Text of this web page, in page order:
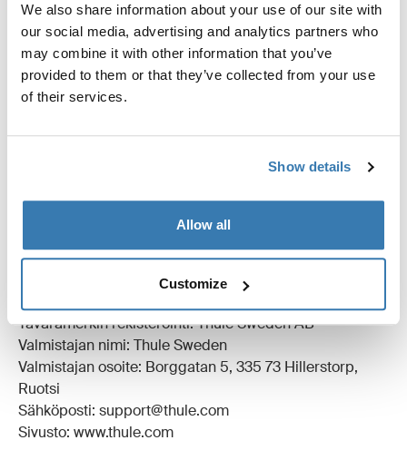
We also share information about your use of our site with
our social media, advertising and analytics partners who
may combine it with other information that you’ve
provided to them or that they’ve collected from your use
of their services.
Show details
Allow all
Customize
Toggle features
Kaikki ominaisuudet
Valmistustiedot
Tavaramerkin rekisteröinti: Thule Sweden AB
Valmistajan nimi: Thule Sweden
Valmistajan osoite: Borggatan 5, 335 73 Hillerstorp,
Ruotsi
Sähköposti: support@thule.com
Sivusto: www.thule.com